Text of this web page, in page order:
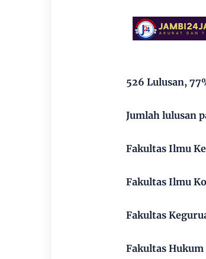
526 Lulusan,
Jumlah lulusan
Fakultas Ilmu
Fakultas Ilmu
Fakultas
Fakultas